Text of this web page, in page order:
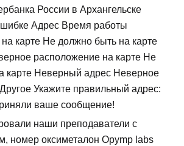
России в Архангельске
Адрес Время работы
карте Не должно быть на карте
расположение на карте Не
карте Неверный адрес Неверное
Укажите правильный адрес:
ваше сообщение!
наши преподаватели с
номер оксиметалон Opymp labs